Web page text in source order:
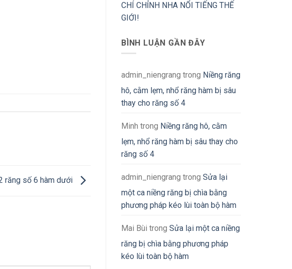
răng số 6 hàm dưới
CHÍ CHỈNH NHA NỔI TIẾNG THẾ
GIỚI!
BÌNH LUẬN GẦN ĐÂY
admin_niengrang trong Niềng răng
hô, cằm lẹm, nhổ răng hàm bị sâu
thay cho răng số 4
Minh trong Niềng răng hô, cằm
lẹm, nhổ răng hàm bị sâu thay cho
răng số 4
admin_niengrang trong Sửa lại
một ca niềng răng bị chìa bằng
phương pháp kéo lùi toàn bộ hàm
Mai Bùi trong Sửa lại một ca niềng
răng bị chìa bằng phương pháp
kéo lùi toàn bộ hàm